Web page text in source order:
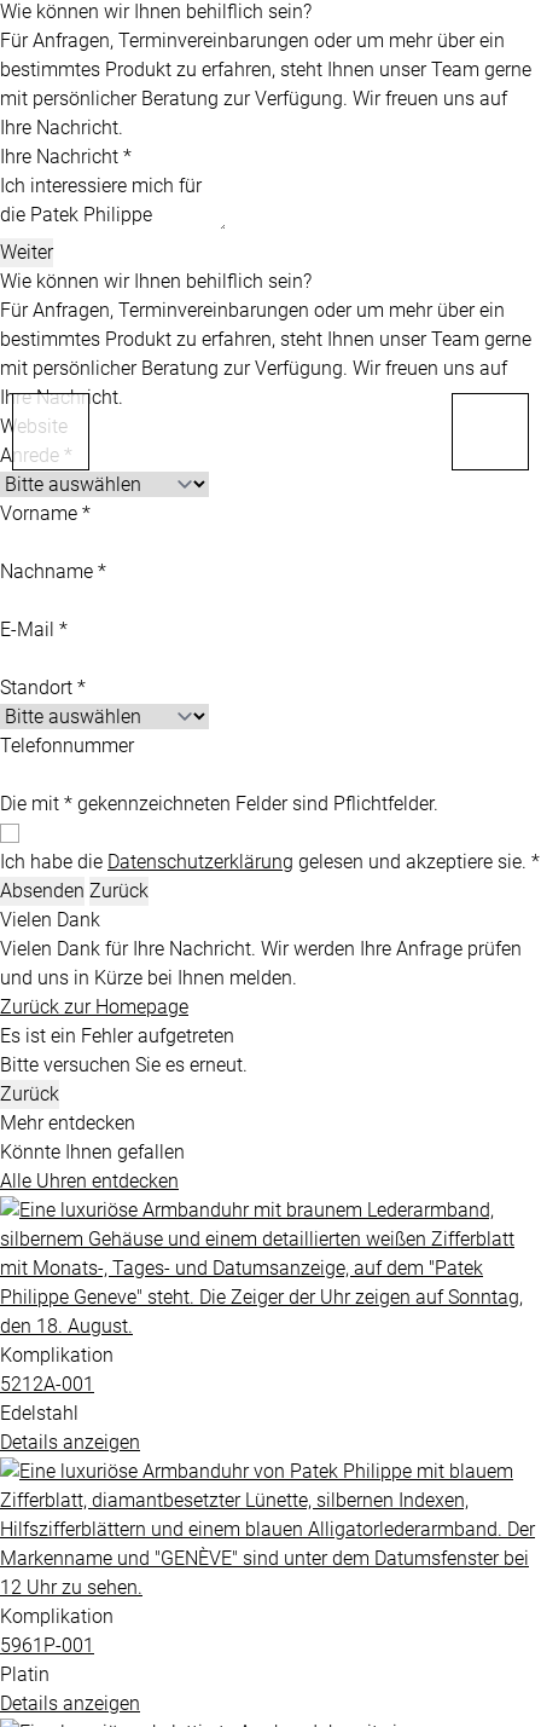
Wie können wir Ihnen behilflich sein?
Für Anfragen, Terminvereinbarungen oder um mehr über ein
bestimmtes Produkt zu erfahren, steht Ihnen unser Team gerne
mit persönlicher Beratung zur Verfügung. Wir freuen uns auf
Ihre Nachricht.
Ihre Nachricht *
Weiter
Wie können wir Ihnen behilflich sein?
Für Anfragen, Terminvereinbarungen oder um mehr über ein
bestimmtes Produkt zu erfahren, steht Ihnen unser Team gerne
mit persönlicher Beratung zur Verfügung. Wir freuen uns auf
Ihre Nachricht.
Website
Anrede *
Vorname *
Nachname *
E-Mail *
Standort *
Telefonnummer
Die mit * gekennzeichneten Felder sind Pflichtfelder.
Ich habe die Datenschutzerklärung gelesen und akzeptiere sie. *
Absenden Zurück
Vielen Dank
Vielen Dank für Ihre Nachricht. Wir werden Ihre Anfrage prüfen
und uns in Kürze bei Ihnen melden.
Zurück zur Homepage
Es ist ein Fehler aufgetreten
Bitte versuchen Sie es erneut.
Zurück
Mehr entdecken
Könnte Ihnen gefallen
Alle Uhren entdecken
Komplikation
5212A​-001
Edelstahl
Details anzeigen
Komplikation
5961P​-001
Platin
Details anzeigen